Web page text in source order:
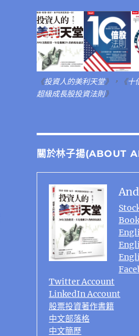
《投資人的美利天堂》，《十
超級成長股投資法則》
關於林子揚(ABOUT
Twitter Account
LinkedIn Account
股票投資著作書籍
中文部落格
中文簡歷